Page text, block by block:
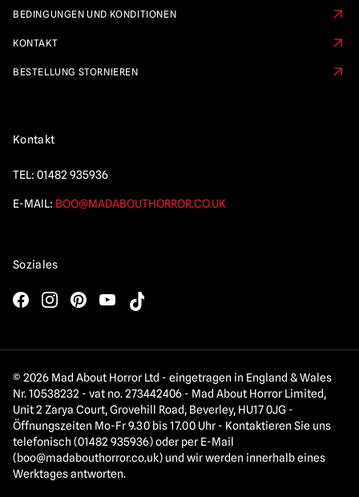
BEDINGUNGEN UND KONDITIONEN
KONTAKT
BESTELLUNG STORNIEREN
Kontakt
TEL: 01482 935936
E-MAIL: BOO@MADABOUTHORROR.CO.UK
Soziales
© 2026 Mad About Horror Ltd - eingetragen in England & Wales
Nr. 10538232 - vat no. 273442406 - Mad About Horror Limited,
Unit 2 Zarya Court, Grovehill Road, Beverley, HU17 0JG -
Öffnungszeiten Mo-Fr 9.30 bis 17.00 Uhr - Kontaktieren Sie uns
telefonisch (01482 935936) oder per E-Mail
(boo@madabouthorror.co.uk) und wir werden innerhalb eines
Werktages antworten.